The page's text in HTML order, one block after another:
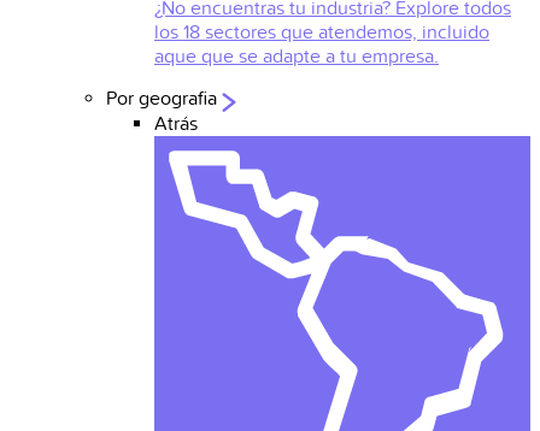
¿No encuentras tu industria? Explore todos
los 18 sectores que atendemos, incluido
aque que se adapte a tu empresa.
Por geografia
Atrás